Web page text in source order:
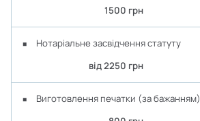
1500 грн
Нотаріальне засвідчення статуту
від 2250 грн
Виготовлення печатки (за бажанням)